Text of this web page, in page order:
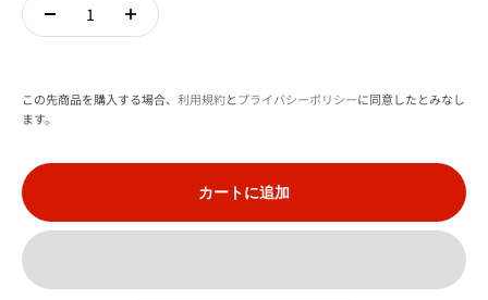
この先商品を購入する場合、 利用規約とプライバシーポリシーに同意したとみなし
ます。
カートに追加